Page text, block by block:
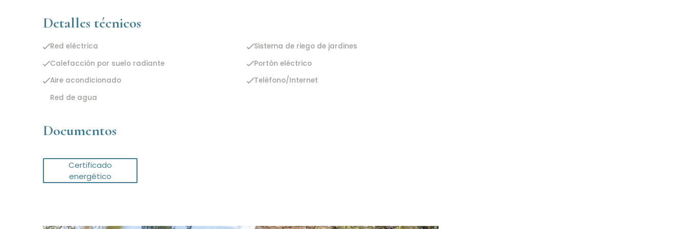
Detalles técnicos
Red eléctrica
Calefacción por suelo radiante
Aire acondicionado
Red de agua
Sistema de riego de jardines
Portón eléctrico
Teléfono/Internet
Documentos
Certificado
energético